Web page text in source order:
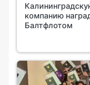
компанию
Балтфлотом